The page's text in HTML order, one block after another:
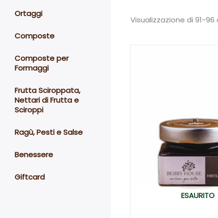
Ortaggi
Composte
Composte per
Formaggi
Frutta Sciroppata,
Nettari di Frutta e
Sciroppi
Ragù, Pesti e Salse
Benessere
Giftcard
Visualizzazione di 91-
ESAURITO